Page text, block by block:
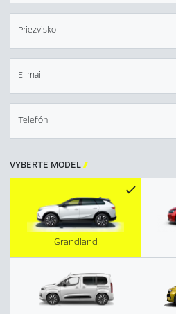
Priezvisko
E-mail
Telefón
VYBERTE MODEL
Grandland